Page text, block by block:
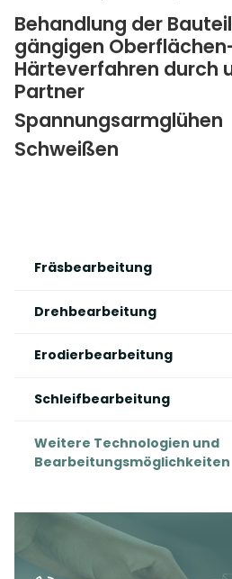
Behandlung der
gängigen
Härteverfahren durch
Partner
Spannungsarmglühen
Schweißen
überspringen
Fräsbearbeitung
Drehbearbeitung
Erodierbearbeitung
Schleifbearbeitung
Weitere Technologien und
Bearbeitungsmöglichkeiten